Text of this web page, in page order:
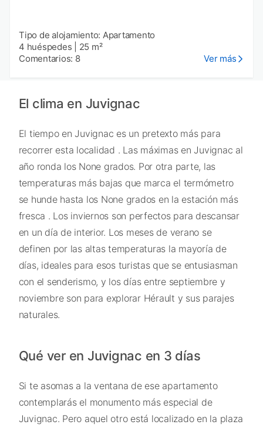
Tipo de alojamiento: Apartamento
4 huéspedes
25 m²
Comentarios: 8
Ver más
El clima en Juvignac
El tiempo en Juvignac es un pretexto más para
recorrer esta localidad . Las máximas en Juvignac al
año ronda los None grados. Por otra parte, las
temperaturas más bajas que marca el termómetro
se hunde hasta los None grados en la estación más
fresca . Los inviernos son perfectos para descansar
en un día de interior. Los meses de verano se
definen por las altas temperaturas la mayoría de
días, ideales para esos turistas que se entusiasman
con el senderismo, y los días entre septiembre y
noviembre son para explorar Hérault y sus parajes
naturales.
Qué ver en Juvignac en 3 días
Si te asomas a la ventana de ese apartamento
contemplarás el monumento más especial de
Juvignac. Pero aquel otro está localizado en la plaza